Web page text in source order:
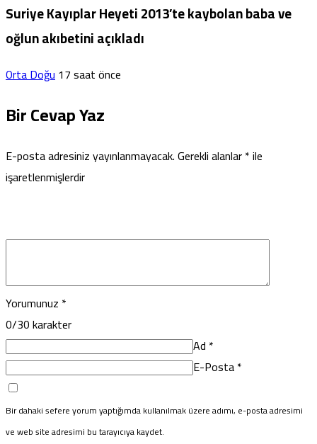
Suriye Kayıplar Heyeti 2013’te kaybolan baba ve
oğlun akıbetini açıkladı
Orta Doğu17 saat önce
Bir Cevap Yaz
E-posta adresiniz yayınlanmayacak.Gerekli alanlar*ile
işaretlenmişlerdir
Yorumunuz *
0/30 karakter
Ad *
E-Posta*
Bir dahaki sefere yorum yaptığımda kullanılmak üzere adımı, e-posta adresimi
ve web site adresimi bu tarayıcıya kaydet.